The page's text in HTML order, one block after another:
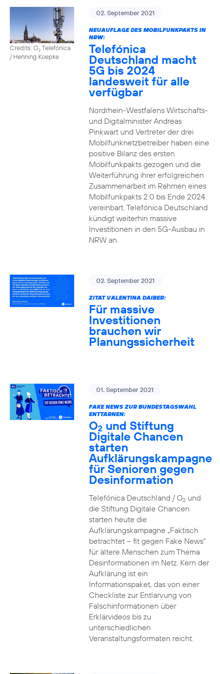
Credits: O2Telefónica
/ Henning Koepke
02. September 2021
NEUAUFLAGE DES MOBILFUNKPAKTS IN
NRW:
Telefónica
Deutschland macht
5G bis 2024
landesweit für alle
verfügbar
Nordrhein-Westfalens Wirtschafts-
und Digitalminister Andreas
Pinkwart und Vertreter der drei
Mobilfunknetzbetreiber haben eine
positive Bilanz des ersten
Mobilfunkpakts gezogen und die
Weiterführung ihrer erfolgreichen
Zusammenarbeit im Rahmen eines
Mobilfunkpakts 2.0 bis Ende 2024
vereinbart. Telefónica Deutschland
kündigt weiterhin massive
Investitionen in den 5G-Ausbau in
NRW an.
02. September 2021
ZITAT VALENTINA DAIBER:
Für massive
Investitionen
brauchen wir
Planungssicherheit
01. September 2021
FAKE NEWS ZUR BUNDESTAGSWAHL
ENTTARNEN:
O2 und Stiftung
Digitale Chancen
starten
Aufklärungskampagne
für Senioren gegen
Desinformation
Telefónica Deutschland / O2und
die Stiftung Digitale Chancen
starten heute die
Aufklärungskampagne „Faktisch
betrachtet – fit gegen Fake News“
für ältere Menschen zum Thema
Desinformationen im Netz. Kern der
Aufklärung ist ein
Informationspaket, das von einer
Checkliste zur Entlarvung von
Falschinformationen über
Erklärvideos bis zu
unterschiedlichen
Veranstaltungsformaten reicht.